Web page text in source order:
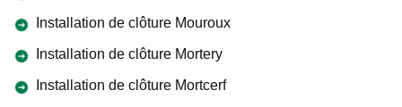
Installation de clôture Mouroux
Installation de clôture Mortery
Installation de clôture Mortcerf